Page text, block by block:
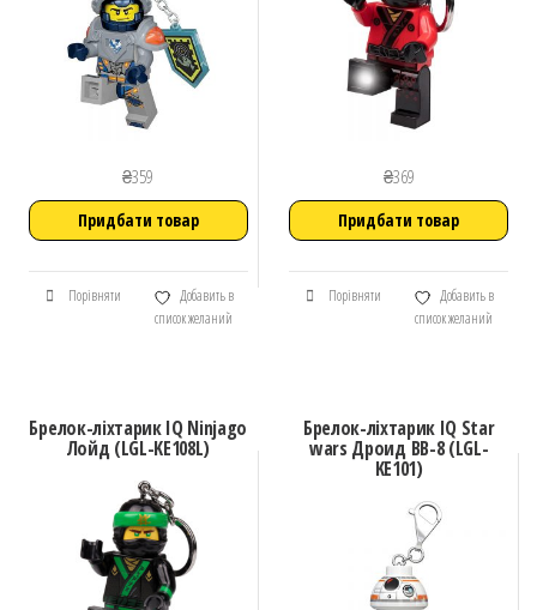
₴359
Придбати товар
Порівняти
Добавить в
список желаний
₴369
Придбати товар
Порівняти
Добавить в
список желаний
Брелок-ліхтарик IQ Ninjago
Лойд (LGL-KE108L)
Брелок-ліхтарик IQ Star
wars Дроид BB-8 (LGL-
KE101)